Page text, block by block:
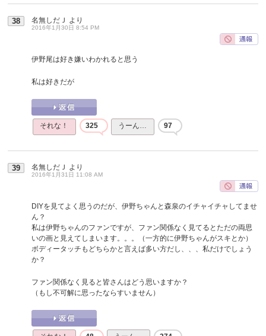
38 名無しだＪ より
2016年1月30日 8:54 PM
伊野尾は好き嫌いわかれると思う
私は好きだが
それな！ 325 うーん… 97
39 名無しだＪ より
2016年1月31日 11:08 AM
DIYを見てよく思うのだが、伊野ちゃんと森泉のイチャイチャしてませ
ん？
私は伊野ちゃんのファンですが、ファン関係なく見てるとただの両思
いの画と見えてしまいます。。。（一方的に伊野ちゃんがスキとか）
ボディータッチもどちらかと言えば多い方だし、、、私だけでしょう
か？
ファン関係なく見ると皆さんはどう思いますか？
（もし不可解に思ったならすいません）